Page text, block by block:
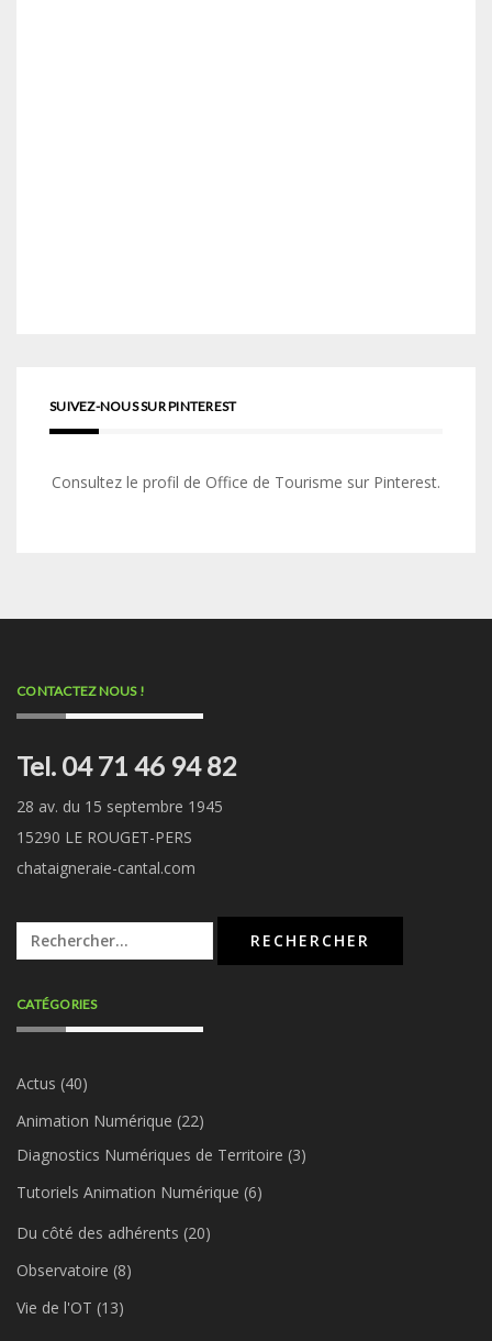
SUIVEZ-NOUS SUR PINTEREST
Consultez le profil de Office de Tourisme sur Pinterest.
CONTACTEZ NOUS !
Tel. 04 71 46 94 82
28 av. du 15 septembre 1945
15290 LE ROUGET-PERS
chataigneraie-cantal.com
Rechercher :
CATÉGORIES
Actus (40)
Animation Numérique (22)
Diagnostics Numériques de Territoire (3)
Tutoriels Animation Numérique (6)
Du côté des adhérents (20)
Observatoire (8)
Vie de l'OT (13)